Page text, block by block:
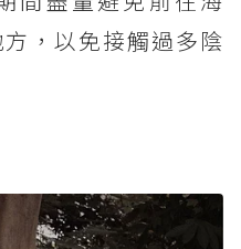
，以免接觸過多陰